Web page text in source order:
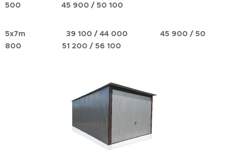
500 45 900 / 50 100
5x7m 39 100 / 44 000 45 900 / 50
800 51 200 / 56 100